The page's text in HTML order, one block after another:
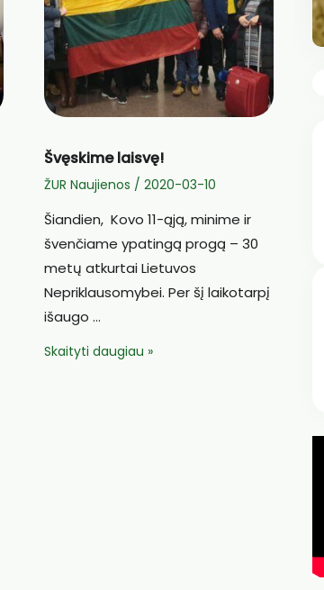
Švęskime laisvę!
ŽUR Naujienos /2020-03-10
Šiandien, Kovo 11-ąją, minime ir
švenčiame ypatingą progą – 30
metų atkurtai Lietuvos
Nepriklausomybei. Per šį laikotarpį
išaugo …
Švęskime
Skaityti daugiau »